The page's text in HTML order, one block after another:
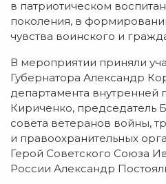
в патриотическом
поколения, в
чувства воинского и
В мероприятии приняли
Губернатора Александр
департамента внутренней
Кириченко, председатель
совета ветеранов войны,
и правоохранительных
Герой Советского Союза
России Александр